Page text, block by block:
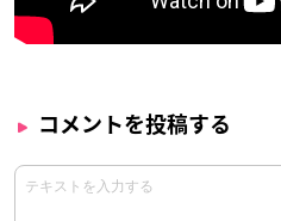
コメントを投稿する